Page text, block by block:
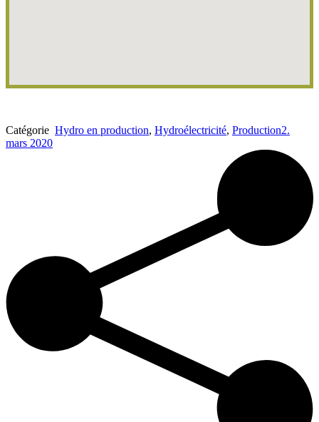
Catégorie Hydro en production, Hydroélectricité, Production2.
mars 2020